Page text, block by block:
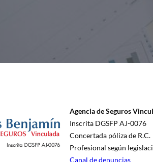
Agencia de Seguros
Inscrita DGSFP AJ-0076
Concertada póliza de R.C.
Profesional según
Canal de denuncias